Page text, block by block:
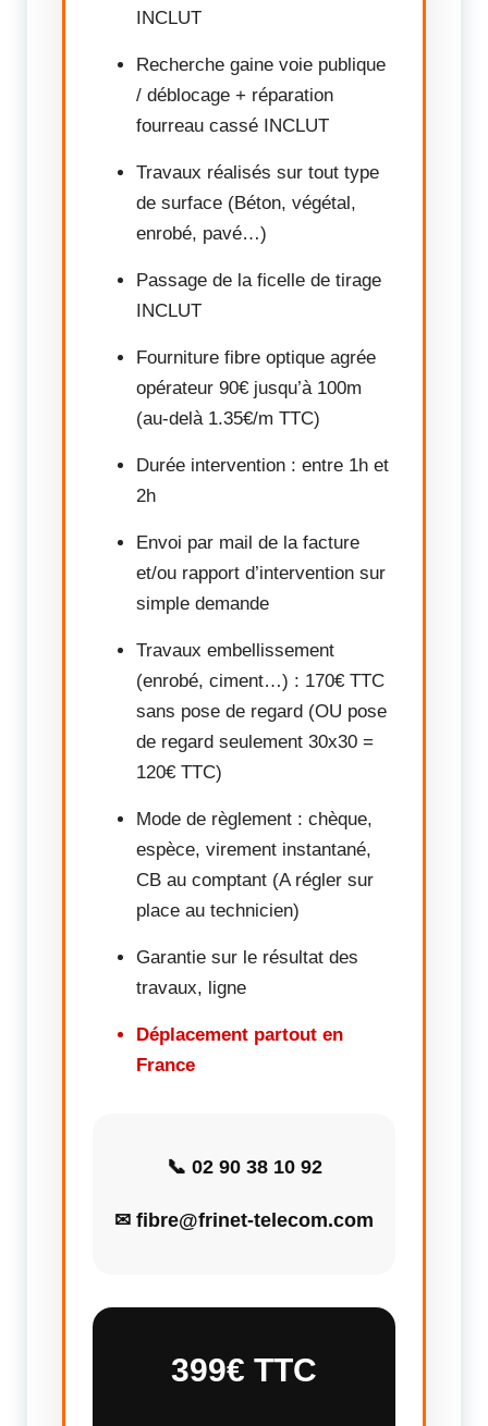
INCLUT
Recherche gaine voie publique
/ déblocage + réparation
fourreau cassé INCLUT
Travaux réalisés sur tout type
de surface (Béton, végétal,
enrobé, pavé…)
Passage de la ficelle de tirage
INCLUT
Fourniture fibre optique agrée
opérateur 90€ jusqu’à 100m
(au-delà 1.35€/m TTC)
Durée intervention : entre 1h et
2h
Envoi par mail de la facture
et/ou rapport d’intervention sur
simple demande
Travaux embellissement
(enrobé, ciment…) : 170€ TTC
sans pose de regard (OU pose
de regard seulement 30x30 =
120€ TTC)
Mode de règlement : chèque,
espèce, virement instantané,
CB au comptant (A régler sur
place au technicien)
Garantie sur le résultat des
travaux, ligne
Déplacement partout en
France
📞 02 90 38 10 92
✉ fibre@frinet-telecom.com
399€ TTC